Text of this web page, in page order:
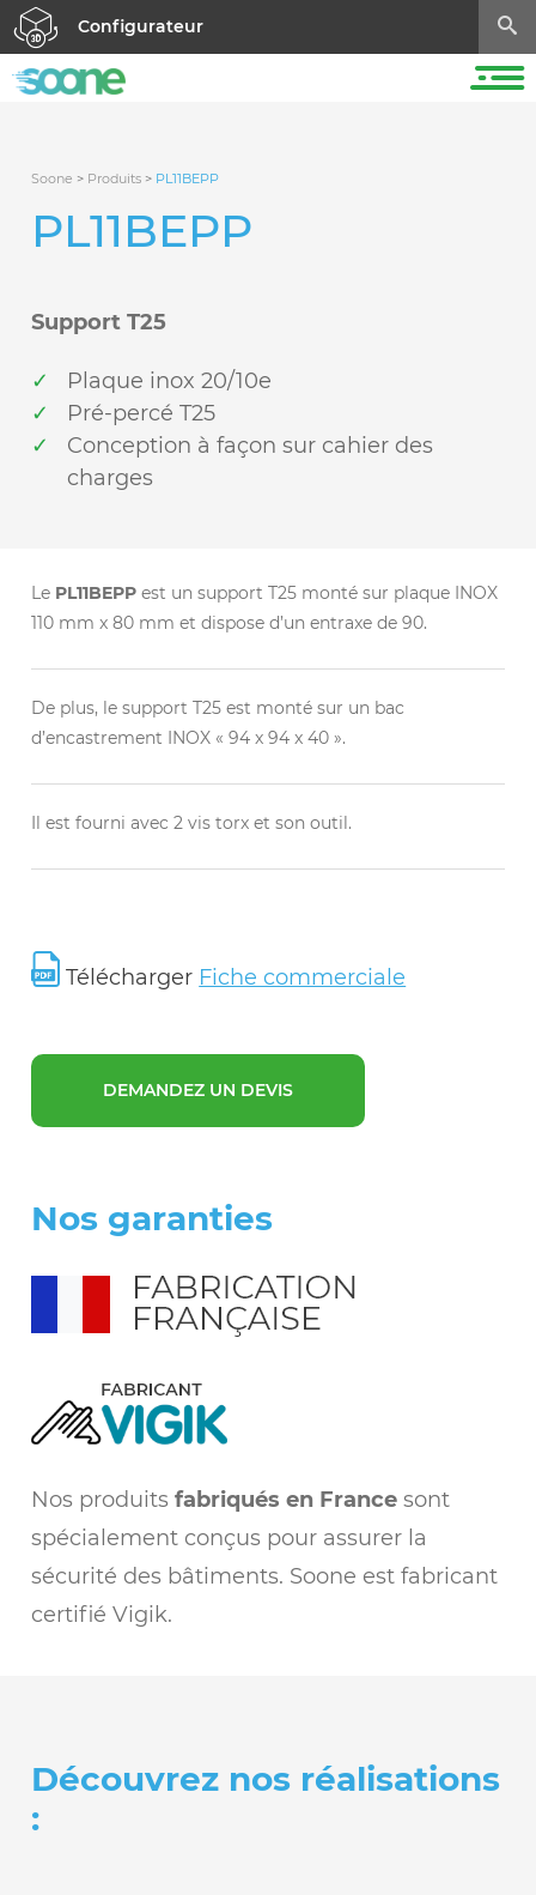
Configurateur
Soone > Produits > PL11BEPP
PL11BEPP
Support T25
Plaque inox 20/10e
Pré-percé T25
Conception à façon sur cahier des
charges
Le PL11BEPP est un support T25 monté sur plaque INOX
110 mm x 80 mm et dispose d’un entraxe de 90.
De plus, le support T25 est monté sur un bac
d’encastrement INOX « 94 x 94 x 40 ».
Il est fourni avec 2 vis torx et son outil.
Télécharger Fiche commerciale
DEMANDEZ UN DEVIS
Nos garanties
Nos produits fabriqués en France sont
spécialement conçus pour assurer la
sécurité des bâtiments. Soone est fabricant
certifié Vigik.
Découvrez nos réalisations
: